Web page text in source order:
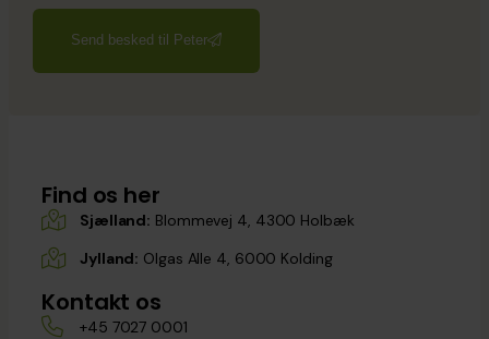
Send besked til Peter
Find os her
Sjælland: Blommevej 4, 4300 Holbæk
Jylland: Olgas Alle 4, 6000 Kolding
Kontakt os
+45 7027 0001